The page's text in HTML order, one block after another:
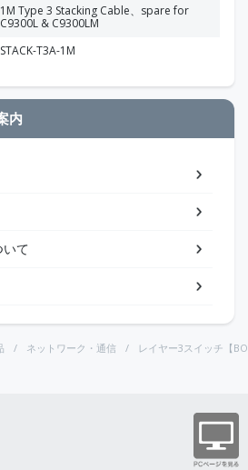
1M Type 3 Stacking Cable、spare for
C9300L & C9300LM
STACK-T3A-1M
内
て
ネットワーク・通信 レイヤー3スイッチ【